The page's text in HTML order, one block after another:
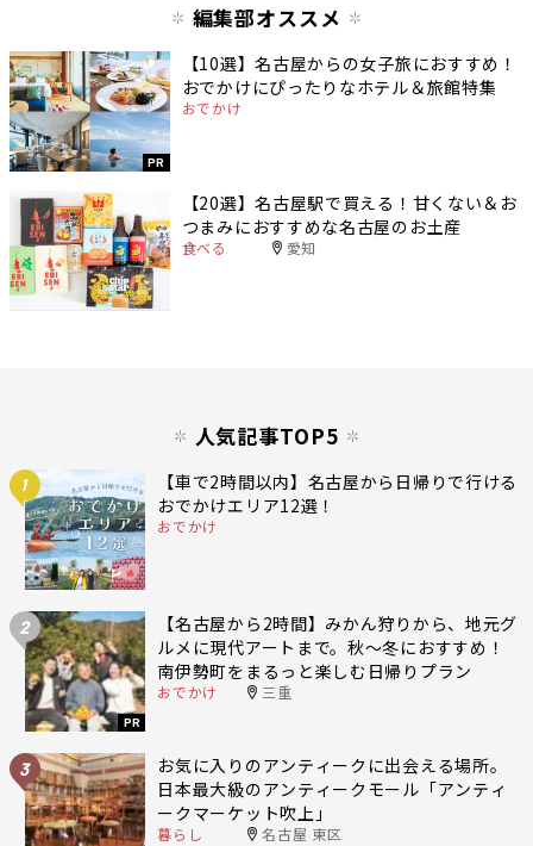
編集部オススメ
PR
【10選】名古屋からの女子旅におすすめ！
おでかけにぴったりなホテル＆旅館特集
おでかけ
【20選】名古屋駅で買える！甘くない＆お
つまみにおすすめな名古屋のお土産
食べる 愛知
人気記事TOP5
1
【車で2時間以内】名古屋から日帰りで行ける
おでかけエリア12選！
おでかけ
2
PR
【名古屋から2時間】みかん狩りから、地元グ
ルメに現代アートまで。秋〜冬におすすめ！
南伊勢町をまるっと楽しむ日帰りプラン
おでかけ 三重
3
お気に入りのアンティークに出会える場所。
日本最大級のアンティークモール「アンティ
ークマーケット吹上」
暮らし 名古屋 東区